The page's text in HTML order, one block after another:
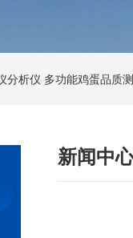
分析仪 多功能鸡蛋品质
新闻中